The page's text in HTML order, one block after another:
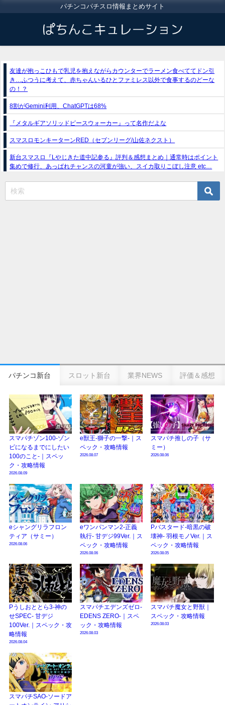
パチンコパチスロ情報まとめサイト
友達が抱っこひもで乳児を抱えながらカウンターでラーメン食べててドン引
き…ふつうに考えて、赤ちゃんいるひとファミレス以外で食事するのどーな
の！？
8割がGemini利用、ChatGPTは68%
『メタルギアソリッドピースウォーカー』って名作だよな
スマスロモンキーターンRED（セブンリーグ/山佐ネクスト）
新台スマスロ『Lやじきた道中記参る』評判＆感想まとめ｜通常時はポイント
集めで修行、あっぱれチャンスの河童が強い、スイカ取りこぼし注意 etc…
e獣王-獅子の一撃-｜スペック・攻略情報
新台パチンコ『e魔女と野獣』公式PV動画｜LT直行型399帯、運命分岐から上
パチンコ新台 スロット新台 業界NEWS 評価＆感想
スマパチゾン100-ゾン
ビになるまでにしたい
100のこと-｜スペッ
ク・攻略情報
2026.08.09
e獣王-獅子の一撃-｜ス
ペック・攻略情報
2026.08.07
スマパチ推しの子（サ
ミー）
2026.08.06
eシャングリラフロン
ティア（サミー）
2026.08.06
eワンパンマン2-正義
執行- 甘デジ99Ver.｜ス
ペック・攻略情報
2026.08.06
Pバスタード-暗黒の破
壊神- 羽根モノVer.｜ス
ペック・攻略情報
2026.08.05
Pうしおととら3-神の
せSPEC- 甘デジ
100Ver.｜スペック・攻
略情報
2026.08.04
スマパチエデンズゼロ-
EDENS ZERO-｜スペ
ック・攻略情報
2026.08.03
スマパチ魔女と野獣｜
スペック・攻略情報
2026.08.03
スマパチSAO-ソードア